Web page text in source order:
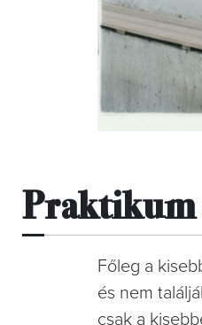
Praktikum
Főleg a
és nem
csak a